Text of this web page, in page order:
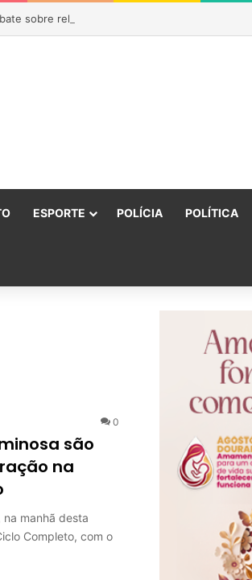
sobre relação entre STF e Polícia Federal
ESPORTE POLÍCIA POLÍTICA
0
são
na
na manhã desta
Completo, com o